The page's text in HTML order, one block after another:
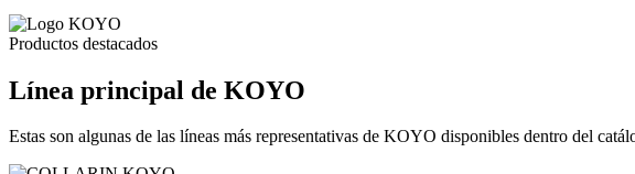
Productos destacados
Línea principal de KOYO
Estas son algunas de las líneas más representativas de KOYO disponibles dentro del